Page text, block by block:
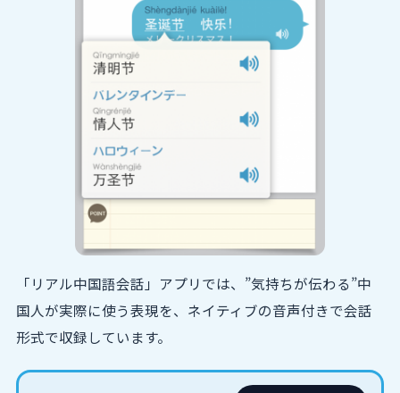
「リアル中国語会話」アプリでは、”気持ちが伝わる”中
国人が実際に使う表現を、ネイティブの音声付きで会話
形式で収録しています。